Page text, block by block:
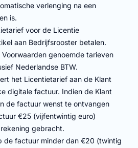
verlenging na een
is.
voor de Licentie
aan Bedrijfsrooster betalen.
genoemde tarieven
Nederlandse BTW.
het Licentietarief aan de Klant
digitale factuur. Indien de Klant
de factuur wenst te ontvangen
€25 (vijfentwintig euro)
gebracht.
de factuur minder dan €20 (twintig